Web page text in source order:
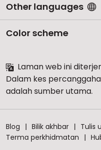
Other languages
Color scheme
Laman web ini
Dalam kes
adalah sumber utama.
Blog Bilik akhbar
Tulis
Terma perkhidmatan